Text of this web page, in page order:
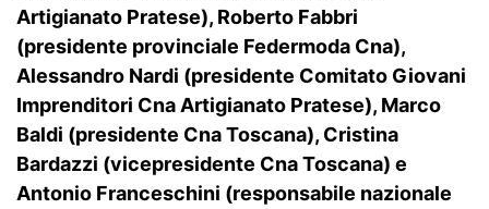
Artigianato Pratese), Roberto Fabbri
(presidente provinciale Federmoda Cna),
Alessandro Nardi (presidente Comitato Giovani
Imprenditori Cna Artigianato Pratese), Marco
Baldi (presidente Cna Toscana), Cristina
Bardazzi (vicepresidente Cna Toscana) e
Antonio Franceschini (responsabile nazionale